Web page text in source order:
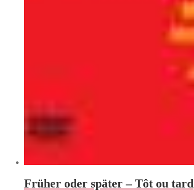
Früher oder später – Tôt ou tard